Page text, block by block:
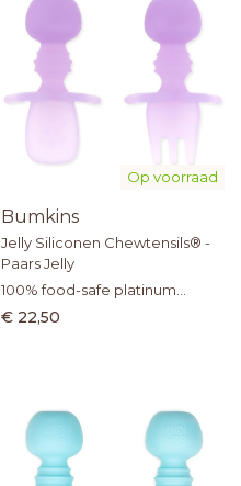
Op voorraad
Bumkins
Jelly Siliconen Chewtensils® -
Paars Jelly
100% food-safe platinum
silicone
€ 22,50